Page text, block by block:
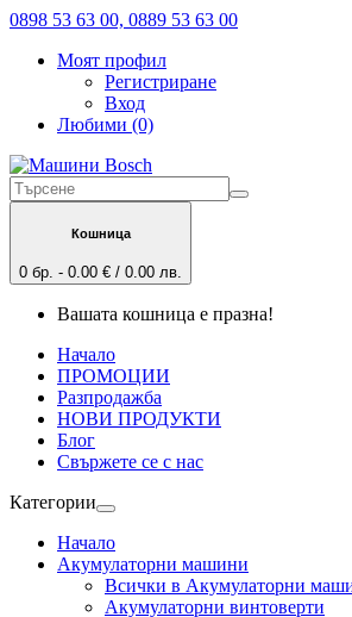
0898 53 63 00, 0889 53 63 00
Моят профил
Регистриране
Вход
Любими (0)
Кошница
0 бр. - 0.00 € / 0.00 лв.
Вашата кошница е празна!
Начало
ПРОМОЦИИ
Разпродажба
НОВИ ПРОДУКТИ
Блог
Свържете се с нас
Категории
Начало
Акумулаторни машини
Всички в Акумулаторни
Акумулаторни винтоверти